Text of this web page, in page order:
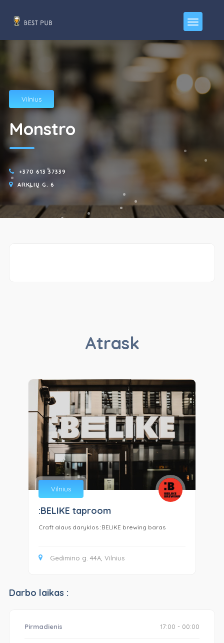
Vilnius
Monstro
+370 613 37339
ARKLIŲ G. 6
Atrask
Vilnius
:BELIKE taproom
Craft alaus daryklos :BELIKE brewing baras
Gedimino g. 44A, Vilnius
Darbo laikas :
Pirmadienis 17:00 - 00:00